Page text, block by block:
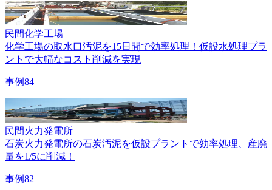
民間化学工場
化学工場の取水口汚泥を15日間で効率処理！仮設水処理プラ
ントで大幅なコスト削減を実現
事例84
民間火力発電所
石炭火力発電所の石炭汚泥を仮設プラントで効率処理、産廃
量を1/5に削減！
事例82